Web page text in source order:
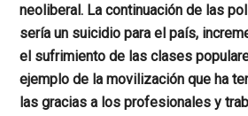
neoliberal. La continuación de las
sería un suicidio para el país,
el sufrimiento de las clases
ejemplo de la movilización que ha
las gracias a los profesionales y